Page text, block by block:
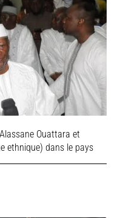
Ouattara et
ethnique) dans le pays